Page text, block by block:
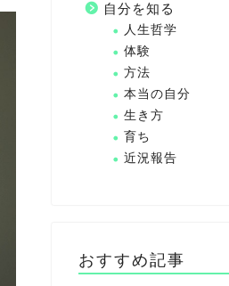
自分を知る
人生哲学
体験
方法
本当の自分
生き方
育ち
近況報告
おすすめ記事